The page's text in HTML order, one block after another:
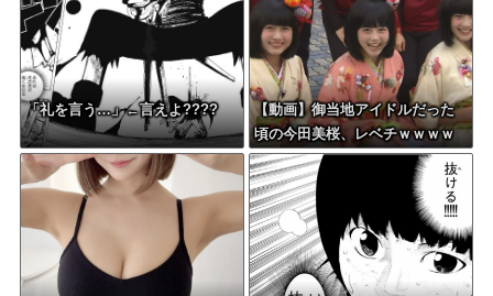
「礼を言う…」←言えよ????
【動画】御当地アイドルだった
頃の今田美桜、レベチｗｗｗｗ
ｗｗｗｗｗｗｗｗｗｗｗｗｗｗ